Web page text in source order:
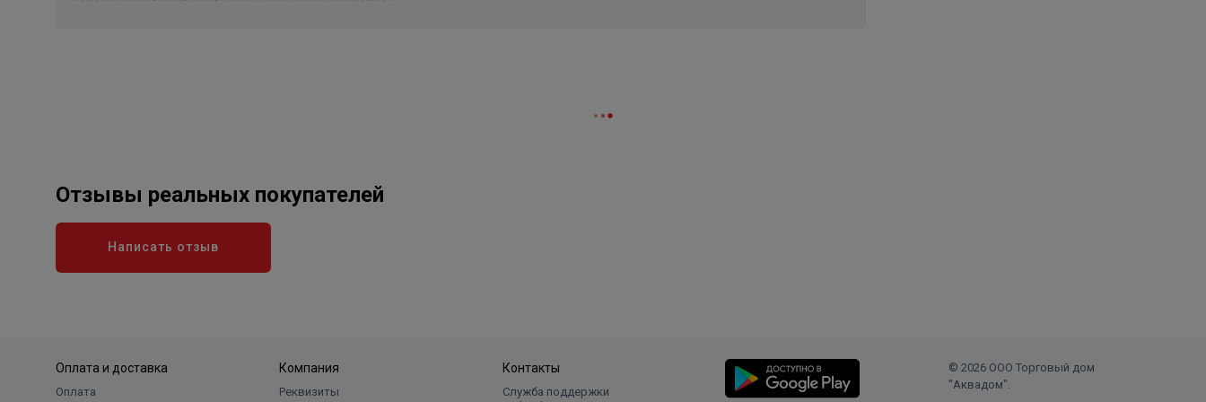
Отзывы реальных покупателей
Написать отзыв
Оплата и доставка
Оплата
Компания
Реквизиты
Контакты
Служба поддержки
© 2026 ООО Торговый дом
"Аквадом".